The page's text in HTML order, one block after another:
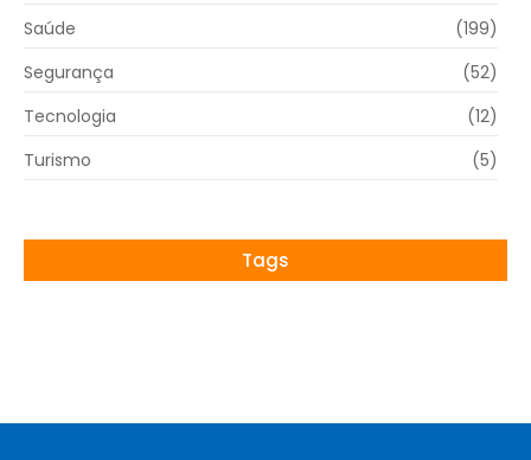
Saúde
(199)
Segurança
(52)
Tecnologia
(12)
Turismo
(5)
Tags